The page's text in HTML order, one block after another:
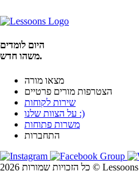
היום לומדים
משהו חדש.
מצאו מורה
הצטרפות מורים פרטיים
שירות לקוחות
על הצוות שלנו :)
משרות פתוחות
התחברות
כל הזכויות שמורות 2026 © Lessoons